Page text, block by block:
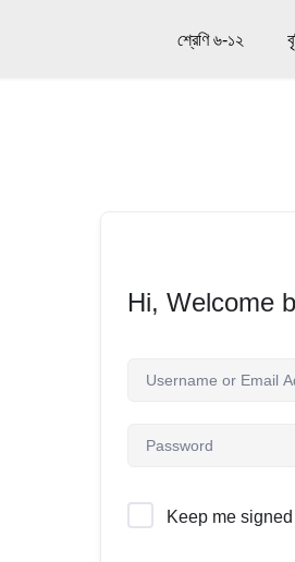
শ্রেণি ৬-১২
Hi, Welcome
Keep me